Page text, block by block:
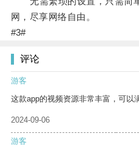
网，尽享网络自由。
#3#
评论
游客
这款app的视频资源非常丰富，可以
2024-09-06
游客